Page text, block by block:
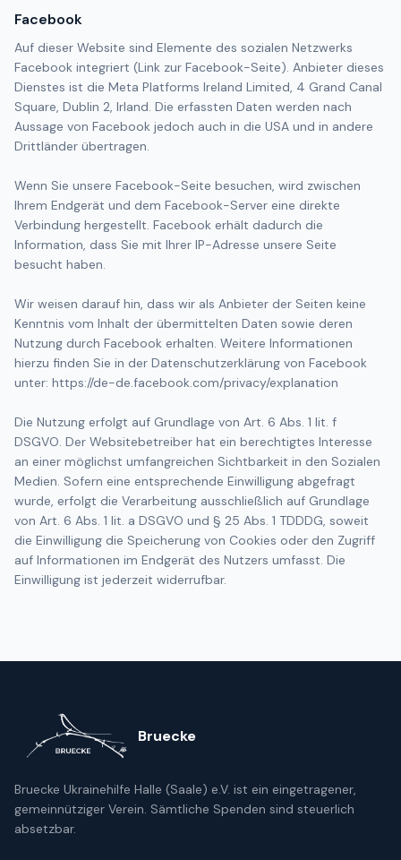
Facebook
Auf dieser Website sind Elemente des sozialen Netzwerks
Facebook integriert (Link zur Facebook-Seite). Anbieter dieses
Dienstes ist die Meta Platforms Ireland Limited, 4 Grand Canal
Square, Dublin 2, Irland. Die erfassten Daten werden nach
Aussage von Facebook jedoch auch in die USA und in andere
Drittländer übertragen.
Wenn Sie unsere Facebook-Seite besuchen, wird zwischen
Ihrem Endgerät und dem Facebook-Server eine direkte
Verbindung hergestellt. Facebook erhält dadurch die
Information, dass Sie mit Ihrer IP-Adresse unsere Seite
besucht haben.
Wir weisen darauf hin, dass wir als Anbieter der Seiten keine
Kenntnis vom Inhalt der übermittelten Daten sowie deren
Nutzung durch Facebook erhalten. Weitere Informationen
hierzu finden Sie in der Datenschutzerklärung von Facebook
unter: https://de-de.facebook.com/privacy/explanation
Die Nutzung erfolgt auf Grundlage von Art. 6 Abs. 1 lit. f
DSGVO. Der Websitebetreiber hat ein berechtigtes Interesse
an einer möglichst umfangreichen Sichtbarkeit in den Sozialen
Medien. Sofern eine entsprechende Einwilligung abgefragt
wurde, erfolgt die Verarbeitung ausschließlich auf Grundlage
von Art. 6 Abs. 1 lit. a DSGVO und § 25 Abs. 1 TDDDG, soweit
die Einwilligung die Speicherung von Cookies oder den Zugriff
auf Informationen im Endgerät des Nutzers umfasst. Die
Einwilligung ist jederzeit widerrufbar.
Bruecke
Bruecke Ukrainehilfe Halle (Saale) e.V. ist ein eingetragener,
gemeinnütziger Verein. Sämtliche Spenden sind steuerlich
absetzbar.